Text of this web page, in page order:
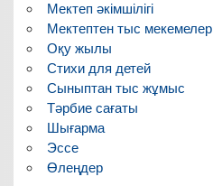
Мектеп әкімшілігі
Мектептен тыс мекемелер
Оқу жылы
Стихи для детей
Сыныптан тыс жұмыс
Тәрбие сағаты
Шығарма
Эссе
Өлеңдер